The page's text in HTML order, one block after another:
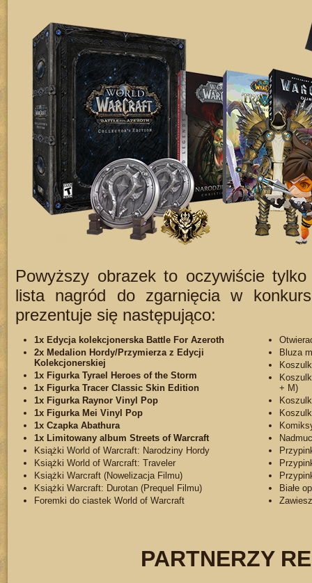
Powyższy obrazek to oczywiście tylko
lista nagród do zgarnięcia w
prezentuje się następująco:
1x Edycja kolekcjonerska Battle For Azeroth
2x Medalion Hordy/Przymierza z Edycji
Kolekcjonerskiej
1x Figurka Tyrael Heroes of the Storm
1x Figurka Tracer Classic Skin Edition
1x Figurka Raynor Vinyl Pop
1x Figurka Mei Vinyl Pop
1x Czapka Abathura
1x Limitowany album Streets of Warcraft
Książki World of Warcraft: Narodziny Hordy
Książki World of Warcraft: Traveler
Książki Warcraft (Nowelizacja Filmu)
Książki Warcraft: Durotan (Prequel Filmu)
Foremki do ciastek World of Warcraft
Bluza
+ M)
Białe
PARTNERZY